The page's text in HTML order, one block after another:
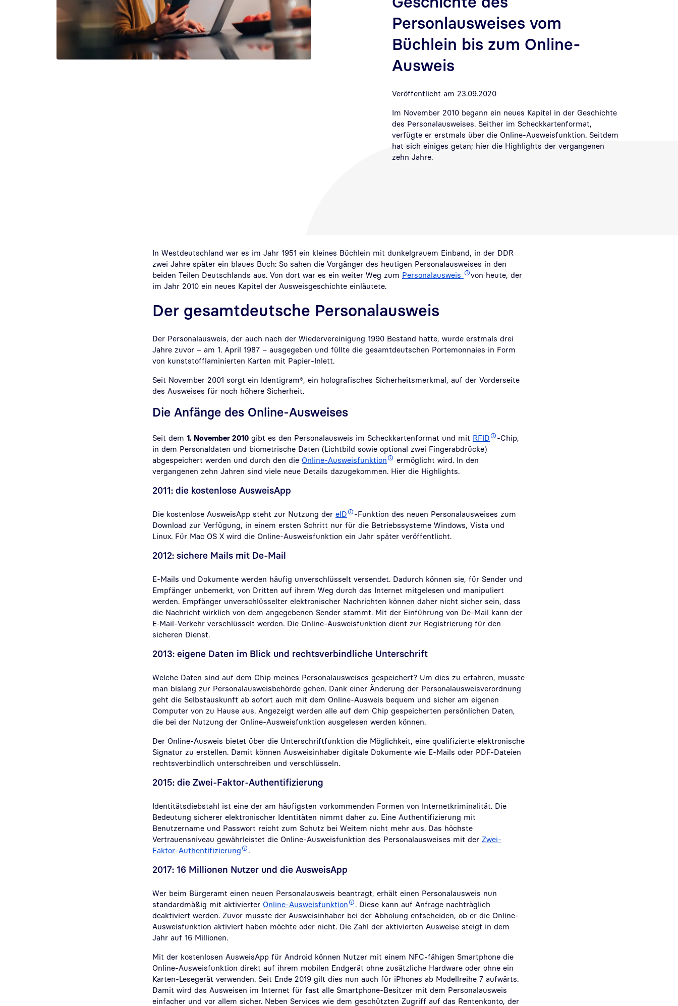
Personlausweises vom
Büchlein bis zum Online-
Ausweis
Veröffentlicht am 23.09.2020
Im November 2010 begann ein neues Kapitel in der Geschichte
des Personalausweises. Seither im Scheckkartenformat,
verfügte er erstmals über die Online-Ausweisfunktion. Seitdem
hat sich einiges getan; hier die Highlights der vergangenen
zehn Jahre.
In Westdeutschland war es im Jahr 1951 ein kleines Büchlein mit dunkelgrauem Einband, in der DDR
zwei Jahre später ein blaues Buch: So sahen die Vorgänger des heutigen Personalausweises in den
beiden Teilen Deutschlands aus. Von dort war es ein weiter Weg zum Personalausweis
von heute, der
im Jahr 2010 ein neues Kapitel der Ausweisgeschichte einläutete.
Der gesamtdeutsche Personalausweis
Der Personalausweis, der auch nach der Wiedervereinigung 1990 Bestand hatte, wurde erstmals drei
Jahre zuvor – am 1. April 1987 – ausgegeben und füllte die gesamtdeutschen Portemonnaies in Form
von kunststofflaminierten Karten mit Papier-Inlett.
Seit November 2001 sorgt ein Identigram®, ein holografisches Sicherheitsmerkmal, auf der Vorderseite
des Ausweises für noch höhere Sicherheit.
Die Anfänge des Online-Ausweises
Seit dem 1. November 2010 gibt es den Personalausweis im Scheckkartenformat und mit RFID
-Chip,
in dem Personaldaten und biometrische Daten (Lichtbild sowie optional zwei Fingerabdrücke)
abgespeichert werden und durch den die Online-Ausweisfunktion
ermöglicht wird. In den
vergangenen zehn Jahren sind viele neue Details dazugekommen. Hier die Highlights.
2011: die kostenlose AusweisApp
Die kostenlose AusweisApp steht zur Nutzung der eID
-Funktion des neuen Personalausweises zum
Download zur Verfügung, in einem ersten Schritt nur für die Betriebssysteme Windows, Vista und
Linux. Für Mac OS X wird die Online-Ausweisfunktion ein Jahr später veröffentlicht.
2012: sichere Mails mit De-Mail
E-Mails und Dokumente werden häufig unverschlüsselt versendet. Dadurch können sie, für Sender und
Empfänger unbemerkt, von Dritten auf ihrem Weg durch das Internet mitgelesen und manipuliert
werden. Empfänger unverschlüsselter elektronischer Nachrichten können daher nicht sicher sein, dass
die Nachricht wirklich von dem angegebenen Sender stammt. Mit der Einführung von De-Mail kann der
E‑Mail-Verkehr verschlüsselt werden. Die Online-Ausweisfunktion dient zur Registrierung für den
sicheren Dienst.
2013: eigene Daten im Blick und rechtsverbindliche Unterschrift
Welche Daten sind auf dem Chip meines Personalausweises gespeichert? Um dies zu erfahren, musste
man bislang zur Personalausweisbehörde gehen. Dank einer Änderung der Personalausweisverordnung
geht die Selbstauskunft ab sofort auch mit dem Online-Ausweis bequem und sicher am eigenen
Computer von zu Hause aus. Angezeigt werden alle auf dem Chip gespeicherten persönlichen Daten,
die bei der Nutzung der Online-Ausweisfunktion ausgelesen werden können.
Der Online-Ausweis bietet über die Unterschriftfunktion die Möglichkeit, eine qualifizierte elektronische
Signatur zu erstellen. Damit können Ausweisinhaber digitale Dokumente wie E-Mails oder PDF-Dateien
rechtsverbindlich unterschreiben und verschlüsseln.
2015: die Zwei-Faktor-Authentifizierung
Identitätsdiebstahl ist eine der am häufigsten vorkommenden Formen von Internetkriminalität. Die
Bedeutung sicherer elektronischer Identitäten nimmt daher zu. Eine Authentifizierung mit
Benutzername und Passwort reicht zum Schutz bei Weitem nicht mehr aus. Das höchste
Vertrauensniveau gewährleistet die Online-Ausweisfunktion des Personalausweises mit der Zwei-
Faktor-Authentifizierung
.
2017: 16 Millionen Nutzer und die AusweisApp
Wer beim Bürgeramt einen neuen Personalausweis beantragt, erhält einen Personalausweis nun
standardmäßig mit aktivierter Online-Ausweisfunktion
. Diese kann auf Anfrage nachträglich
deaktiviert werden. Zuvor musste der Ausweisinhaber bei der Abholung entscheiden, ob er die Online-
Ausweisfunktion aktiviert haben möchte oder nicht. Die Zahl der aktivierten Ausweise steigt in dem
Jahr auf 16 Millionen.
Mit der kostenlosen AusweisApp für Android können Nutzer mit einem NFC-fähigen Smartphone die
Online-Ausweisfunktion direkt auf ihrem mobilen Endgerät ohne zusätzliche Hardware oder ohne ein
Karten-Lesegerät verwenden. Seit Ende 2019 gilt dies nun auch für iPhones ab Modellreihe 7 aufwärts.
Damit wird das Ausweisen im Internet für fast alle Smartphone-Besitzer mit dem Personalausweis
einfacher und vor allem sicher. Neben Services wie dem geschützten Zugriff auf das Rentenkonto, der